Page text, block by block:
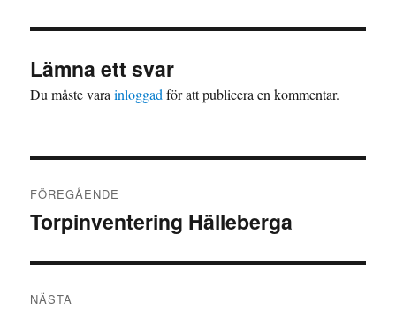
Lämna ett svar
Du måste varainloggad för att publicera en kommentar.
FÖREGÅENDE
Föregående
Torpinventering Hälleberga
NÄSTA